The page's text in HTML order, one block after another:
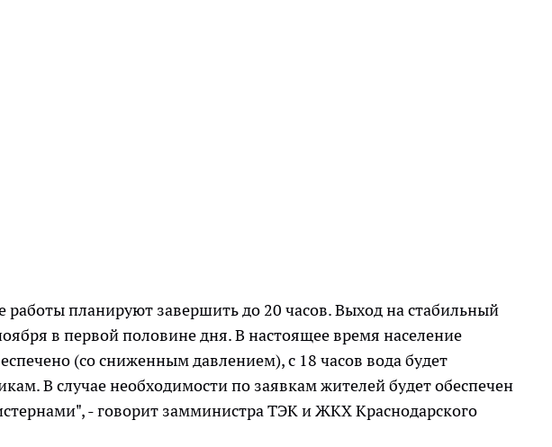
работы планируют завершить до 20 часов. Выход на стабильный
в первой половине дня. В настоящее время население
(со сниженным давлением), с 18 часов вода будет
В случае необходимости по заявкам жителей будет обеспечен
- говорит замминистра ТЭК и ЖКХ Краснодарского